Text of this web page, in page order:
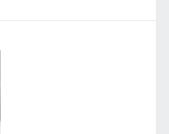
СТАТЬИ РАЗДЕЛА